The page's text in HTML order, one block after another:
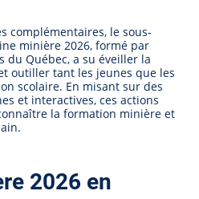
complémentaires, le sous-
minière 2026, formé par
du Québec, a su éveiller la
outiller tant les jeunes que les
scolaire. En misant sur des
et interactives, ces actions
la formation minière et
2026 en